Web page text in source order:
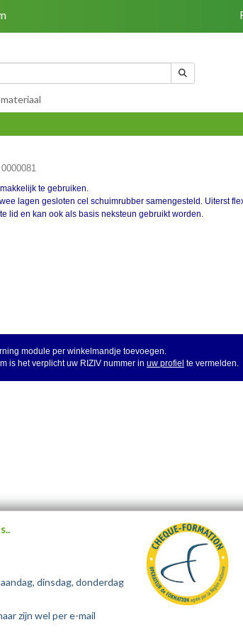
te gebruiken.
lagen gesloten cel schuimrubber samengesteld. Uiterst
lid en kan ook als basis neksteun gebruikt worden.
module per winkelmandje toevoegen.
is het verplicht uw RIZIV nummer in uw profiel te vermelden.
dinsdag, donderdag
zijn wel per e-mail